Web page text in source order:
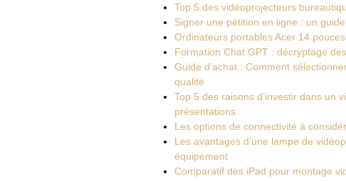
Top 5 des vidéoprojecteurs
Signer une pétition en ligne : un
Ordinateurs portables Acer 14
Formation Chat GPT : décryptage
Guide d’achat : Comment
qualité
Top 5 des raisons d’investir dans un
présentations
Les options de connectivité à
Les avantages d’une lampe de
équipement
Comparatif des iPad pour montage